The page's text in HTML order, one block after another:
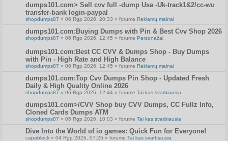
dumps101.com> Sell cvv full -dump Usa -Uk-track1&2/cc-wu
transfer-bank login-paypal
shopdumps87 » 06 Rgp 2026, 20:33 » forume Reklamų mainai
dumps101.com:Buying Dumps with Pin & Best Cvv Shop 2026
shopdumps87 » 06 Rgp 2026, 12:45 » forume Personažai
dumps101.com:Best CC CVV & Dumps Shop - Buy Dumps
with Pin - High Rate and High Balance
shopdumps87 » 06 Rgp 2026, 12:45 » forume Reklamų mainai
dumps101.com:Top Cvv Dumps Pin Shop - Updated Fresh
Daily & High Quality Online 2026
shopdumps87 » 06 Rgp 2026, 12:44 » forume Tai kas svarbiausia
dumps101.com>/CVV Shop buy CVV Dumps, CC Fullz Info,
Cloned Cards Dumps ATM
shopdumps87 » 05 Rgp 2026, 10:03 » forume Tai kas svarbiausia
Dive Into the World of io games: Quick Fun for Everyone!
capableck » 04 Rgp 2026, 07:25 » forume Tai kas svarbiausia